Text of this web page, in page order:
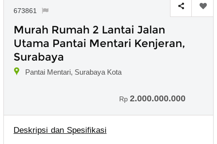
673861
Murah Rumah 2 Lantai Jalan
Utama Pantai Mentari Kenjeran,
Surabaya
Pantai Mentari, Surabaya Kota
Rp 2.000.000.000
Deskripsi dan Spesifikasi